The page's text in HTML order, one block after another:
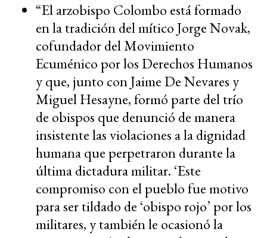
“El arzobispo Colombo está formado
en la tradición del mítico Jorge Novak,
cofundador del Movimiento
Ecuménico por los Derechos Humanos
y que, junto con Jaime De Nevares y
Miguel Hesayne, formó parte del trío
de obispos que denunció de manera
insistente las violaciones a la dignidad
humana que perpetraron durante la
última dictadura militar. ‘Este
compromiso con el pueblo fue motivo
para ser tildado de ‘obispo rojo’ por los
militares, y también le ocasionó la